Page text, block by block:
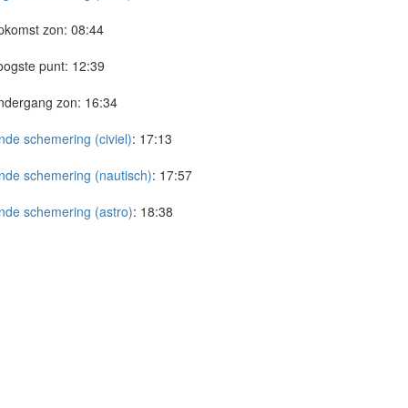
zon: 08:44
punt: 12:39
zon: 16:34
schemering (civiel): 17:13
schemering (nautisch): 17:57
schemering (astro): 18:38